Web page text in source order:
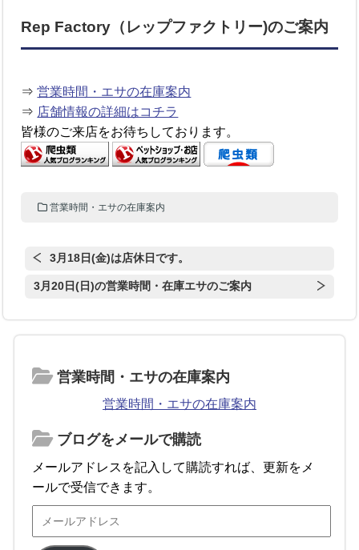
Rep Factory（レップファクトリー)のご案内
⇒営業時間・エサの在庫案内
⇒ 店舗情報の詳細はコチラ
皆様のご来店をお待ちしております。
営業時間・エサの在庫案内
3月18日(金)は店休日です。
3月20日(日)の営業時間・在庫エサのご案内
営業時間・エサの在庫案内
営業時間・エサの在庫案内
ブログをメールで購読
メールアドレスを記入して購読すれば、更新をメ
ールで受信できます。